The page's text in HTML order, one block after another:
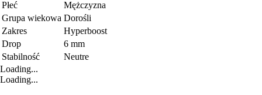
Płeć
Mężczyzna
Grupa wiekowa Dorośli
Zakres
Hyperboost
Drop
6 mm
Stabilność
Neutre
Loading...
Loading...